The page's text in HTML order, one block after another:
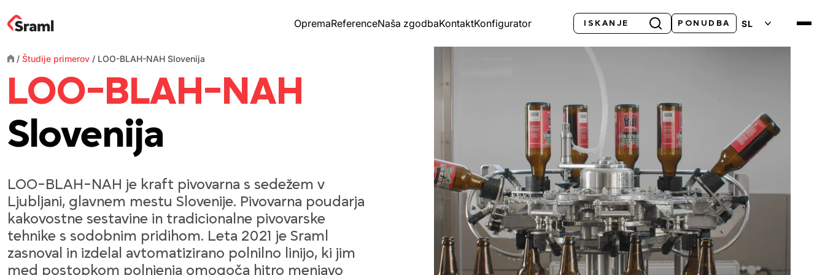
OpremaReferenceNaša zgodbaKontaktKonfigurator Iskanje PONUDBA SL
/ Študije primerov / LOO-BLAH-NAH Slovenija
LOO-BLAH-NAH
Slovenija
LOO-BLAH-NAH je kraft pivovarna s sedežem v
Ljubljani, glavnem mestu Slovenije. Pivovarna poudarja
kakovostne sestavine in tradicionalne pivovarske
tehnike s sodobnim pridihom. Leta 2021 je Sraml
zasnoval in izdelal avtomatizirano polnilno linijo, ki jim
med postopkom polnjenja omogoča hitro menjavo